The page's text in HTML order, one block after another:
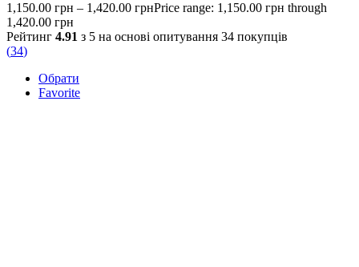
1,150.00 грн – 1,420.00 грнPrice range: 1,150.00 грн through
1,420.00 грн
Рейтинг 4.91 з 5 на основі опитування 34 покупців
(34)
Обрати
Favorite